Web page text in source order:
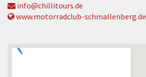
info@chillitours.de
www.motorradclub-schmallenberg.de